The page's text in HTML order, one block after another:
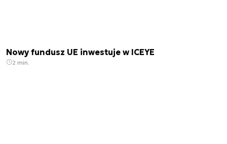
Nowy fundusz UE inwestuje w ICEYE
2 min.